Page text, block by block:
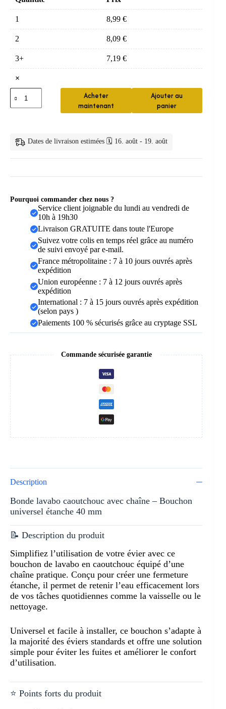
1 8,99 €
2 8,09 €
3+ 7,19 €
×
quantité
de
Bonde
chaîne
Acheter
maintenant
Ajouter au
panier
Dates de livraison estimées 🗓️ 16. août - 19. août
Pourquoi commander chez nous ?
Service client joignable du lundi au vendredi de
10h à 19h30
Livraison GRATUITE dans toute l'Europe
Suivez votre colis en temps réel grâce au numéro
de suivi envoyé par e-mail.
France métropolitaine : 7 à 10 jours ouvrés après
expédition
Union européenne : 7 à 12 jours ouvrés après
expédition
International : 7 à 15 jours ouvrés après expédition
(selon pays )
Paiements 100 % sécurisés grâce au cryptage SSL
Commande sécurisée garantie
Description
Bonde lavabo caoutchouc avec chaîne – Bouchon
universel étanche 40 mm
📝 Description du produit
Simplifiez l’utilisation de votre évier avec ce
bouchon de lavabo en caoutchouc équipé d’une
chaîne pratique. Conçu pour créer une fermeture
étanche, il permet de retenir l’eau efficacement lors
de vos tâches quotidiennes comme la vaisselle ou le
nettoyage.
Universel et facile à installer, ce bouchon s’adapte à
la majorité des éviers standards et offre une solution
simple pour éviter les fuites et améliorer le confort
d’utilisation.
⭐ Points forts du produit